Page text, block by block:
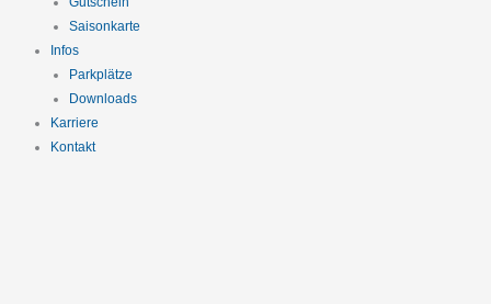
Saisonkarte
Infos
Parkplätze
Downloads
Karriere
Kontakt